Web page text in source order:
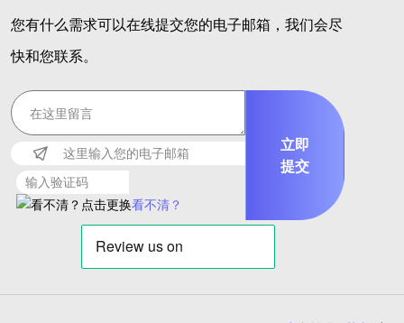
您有什么需求可以在线提交您的电子邮箱，我们会尽
快和您联系。
看不清？
立即
提交